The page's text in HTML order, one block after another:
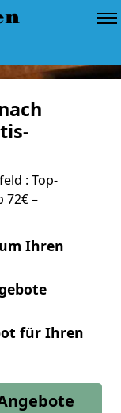
: Top-
72€ –
Ihren
für Ihren